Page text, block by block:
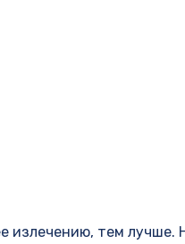
излечению, тем лучше.